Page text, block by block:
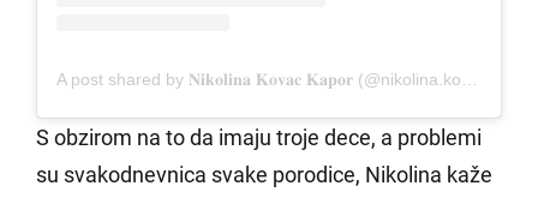
S obzirom na to da imaju troje dece, a problemi
su svakodnevnica svake porodice, Nikolina kaže